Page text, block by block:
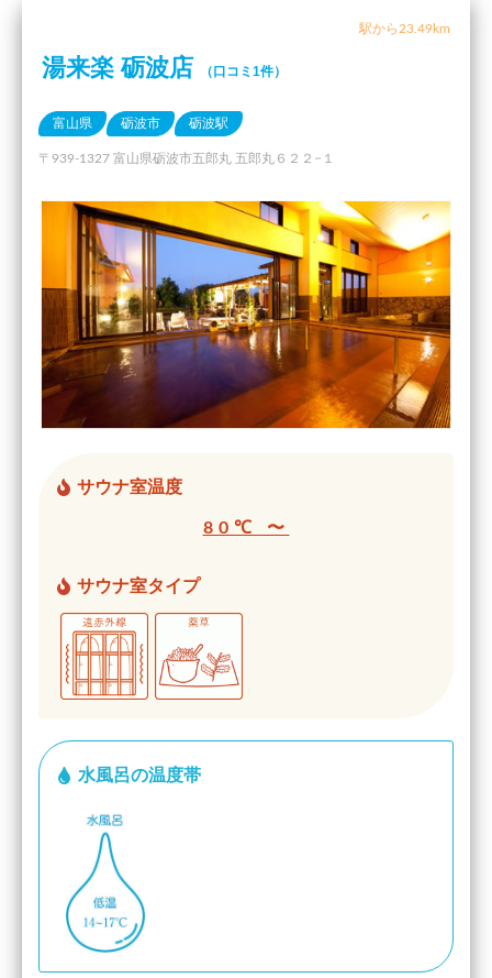
駅から23.49km
湯来楽 砺波店 （口コミ1件）
富山県 砺波市 砺波駅
〒939-1327 富山県砺波市五郎丸 五郎丸６２２−１
サウナ室温度
80℃ 〜
サウナ室タイプ
水風呂の温度帯